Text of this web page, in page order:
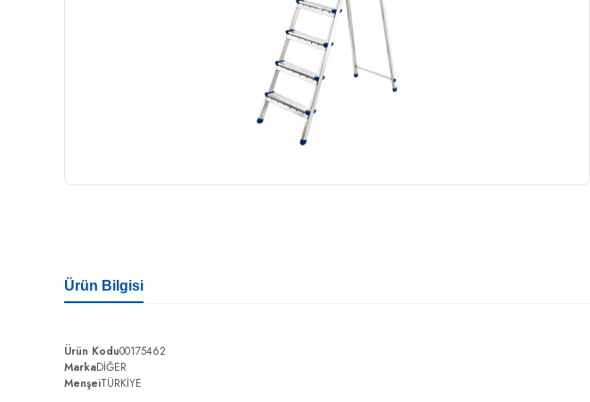
Ürün Bilgisi
Ürün Kodu00175462
MarkaDİĞER
MenşeiTÜRKİYE